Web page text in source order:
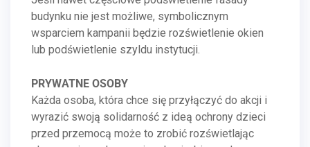
budynku nie jest możliwe, symbolicznym
wsparciem kampanii będzie rozświetlenie okien
lub podświetlenie szyldu instytucji.
PRYWATNE OSOBY
Każda osoba, która chce się przyłączyć do akcji i
wyrazić swoją solidarność z ideą ochrony dzieci
przed przemocą może to zrobić rozświetlając